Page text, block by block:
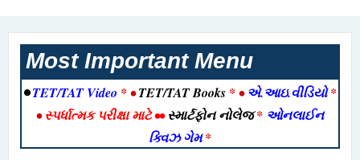
Most Important Menu
•TET/TAT Video * •TET/TAT Books * •એ.આઇ.વીડિયો*
•સ્પર્ધાત્મક પરીક્ષા માટે••સ્માર્ટફોન નોલેજ* ઓનલાઈન
ક્વિઝ ગેમ*